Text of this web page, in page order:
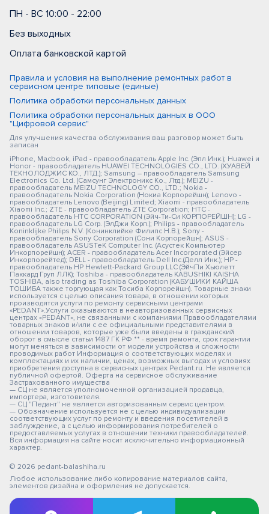
ПН - ВС 10:00 - 22:00
Без выходных
Оплата банковской картой
Правила и условия на выполнение ремонтных работ в
сервисном центре типовые (единые)
Политика обработки персональных данных
Политика обработки персональных данных в ООО
"Цифровой сервис"
Для улучшения качества обслуживания ваш разговор может быть
записан
iPhone, Macbook, iPad - правообладатель Apple Inc. (Эпл Инк.); Huawei и
Honor - правообладатель HUAWEI TECHNOLOGIES CO., LTD. (ХУАВЕЙ
ТЕКНОЛОДЖИС КО., ЛТД.); Samsung – правообладатель Samsung
Electronics Co. Ltd. (Самсунг Электроникс Ко., Лтд.); MEIZU -
правообладатель MEIZU TECHNOLOGY CO., LTD.; Nokia -
правообладатель Nokia Corporation (Нокиа Корпорейшн); Lenovo -
правообладатель Lenovo (Beijing) Limited; Xiaomi - правообладатель
Xiaomi Inc.; ZTE - правообладатель ZTE Corporation; HTC -
правообладатель HTC CORPORATION (Эйч-Ти-Си КОРПОРЕЙШН); LG -
правообладатель LG Corp. (ЭлДжи Корп.); Philips - правообладатель
Koninklijke Philips N.V. (Конинклийке Филипс Н.В.); Sony -
правообладатель Sony Corporation (Сони Корпорейшн); ASUS -
правообладатель ASUSTeK Computer Inc. (Асустек Компьютер
Инкорпорейшн); ACER - правообладатель Acer Incorporated (Эйсер
Инкорпорейтед); DELL - правообладатель Dell Inc.(Делл Инк.); HP -
правообладатель HP Hewlett-Packard Group LLC (ЭйчПи Хьюлетт
Паккард Груп ЛЛК); Toshiba - правообладатель KABUSHIKI KAISHA
TOSHIBA, also trading as Toshiba Corporation (КАБУШИКИ КАЙША
ТОШИБА также торгующая как Тосиба Корпорейшн). Товарные знаки
используется с целью описания товара, в отношении которых
производятся услуги по ремонту сервисными центрами
«PEDANT».Услуги оказываются в неавторизованных сервисных
центрах «PEDANT», не связанными с компаниями Правообладателями
товарных знаков и/или с ее официальными представителями в
отношении товаров, которые уже были введены в гражданский
оборот в смысле статьи 1487 ГК РФ ** - время ремонта, срок гарантии
могут меняться в зависимости от модели устройства и сложности
проводимых работ Информация о соответствующих моделях и
комплектациях и их наличии, ценах, возможных выгодах и условиях
приобретения доступна в сервисных центрах Pedant.ru. Не является
публичной офертой. Оферта на сервисное обслуживание
Застрахованного имущества
— СЦ не является уполномоченной организацией продавца,
импортера, изготовителя.
— СЦ "Педант" не является авторизованным сервис центром.
— Обозначение используется не с целью индивидуализации
соответствующих услуг по ремонту и введения посетителей в
заблуждение, а с целью информирования потребителей о
предоставляемых услугах в отношении техники правообладателей.
Вся информация на сайте носит исключительно информационный
характер.
© 2026 pedant-balashiha.ru
Любое использование либо копирование материалов сайта,
элементов дизайна и оформления не допускается.